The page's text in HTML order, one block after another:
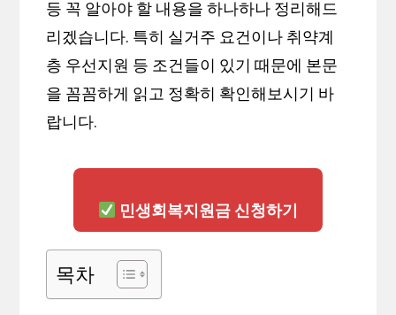
등 꼭 알아야 할 내용을 하나하나 정리해드
리겠습니다. 특히 실거주 요건이나 취약계
층 우선지원 등 조건들이 있기 때문에 본문
을 꼼꼼하게 읽고 정확히 확인해보시기 바
랍니다.
민생회복지원금 신청하기
목차